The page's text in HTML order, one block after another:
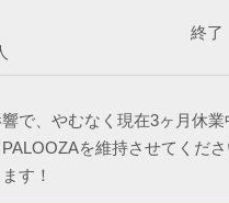
終了
で、やむなく現在3ヶ月休業
を維持させてくださ
す！